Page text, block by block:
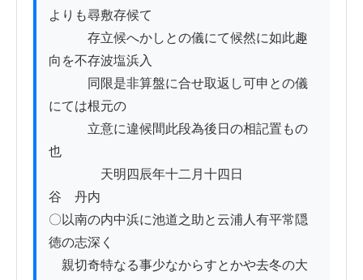
よりも尋敷存候て
存立候へかしとの儀にて候然に如此趣
向を不存波塩浜入
同限是非算盤に合せ取返し可申との儀
にては根元の
立意に違候間此段為後日の相記置もの
也
天明四辰年十二月十四日
谷　丹内
〇以南の内中浜に池道之助と云浦人有平常隠
徳の志深く
親切奇特なる事少なからすとかや去冬の大